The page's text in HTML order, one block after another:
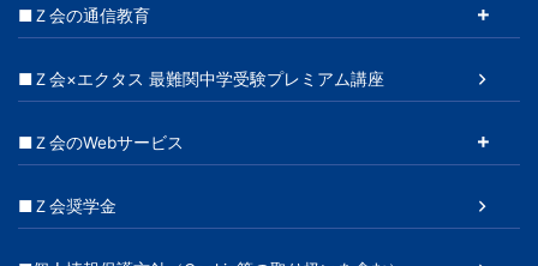
■Ｚ会の通信教育
■Ｚ会×エクタス 最難関中学受験プレミアム講座
■Ｚ会のWebサービス
■Ｚ会奨学金